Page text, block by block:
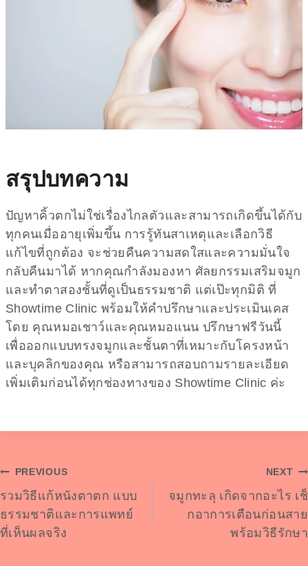
สรุปบทความ
ปัญหาคิ้วตกไม่ใช่เรื่องไกลตัวและสามารถเกิดขึ้นได้กับ
ทุกคนเมื่ออายุเพิ่มขึ้น การรู้ทันสาเหตุและเลือกวิธี
แก้ไขที่ถูกต้อง จะช่วยคืนความสดใสและความมั่นใจ
กลับคืนมาได้ หากคุณกำลังมองหา ศัลยกรรมเสริมจมูก
และทำตาสองชั้นที่ดูเป็นธรรมชาติ แต่เป๊ะทุกมิติ ที่
Showtime Clinic พร้อมให้คำปรึกษาและประเมินเคส
โดย คุณหมอเชาว์และคุณหมอแนน ปรึกษาฟรีวันนี้
เพื่อออกแบบทรงจมูกและชั้นตาที่เหมาะกับโครงหน้า
และบุคลิกของคุณ หรือสามารถสอบถามรายละเอียด
เพิ่มเติมก่อนได้ทุกช่องทางของ Showtime Clinic ค่ะ
Post
Navigation
PREVIOUS
รวมวิธีแก้หนังตาตก แบบ
ธรรมชาติและการแพทย์
ที่เห็นผลจริง
NEXT
จมูกทะลุ เกิดจากอะไร เช็
กอาการเตือนก่อนสาย
พร้อมวิธีรักษา